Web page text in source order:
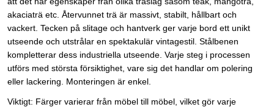
akaciaträ etc. Återvunnet trä är massivt, stabilt, hållbart och
vackert. Tecken på slitage och hantverk ger varje bord ett unikt
utseende och utstrålar en spektakulär vintagestil. Stålbenen
kompletterar dess industriella utseende. Varje steg i processen
utförs med största försiktighet, vare sig det handlar om polering
eller lackering. Monteringen är enkel.
Viktigt: Färger varierar från möbel till möbel, vilket gör varje